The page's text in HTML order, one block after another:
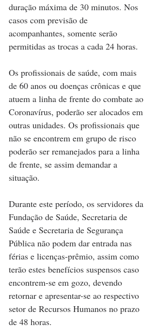
duração máxima de 30 minutos. Nos
casos com previsão de
acompanhantes, somente serão
permitidas as trocas a cada 24 horas.
Os profissionais de saúde, com mais
de 60 anos ou doenças crônicas e que
atuem a linha de frente do combate ao
Coronavírus, poderão ser alocados em
outras unidades. Os profissionais que
não se encontrem em grupo de risco
poderão ser remanejados para a linha
de frente, se assim demandar a
situação.
Durante este período, os servidores da
Fundação de Saúde, Secretaria de
Saúde e Secretaria de Segurança
Pública não podem dar entrada nas
férias e licenças-prêmio, assim como
terão estes benefícios suspensos caso
encontrem-se em gozo, devendo
retornar e apresentar-se ao respectivo
setor de Recursos Humanos no prazo
de 48 horas.